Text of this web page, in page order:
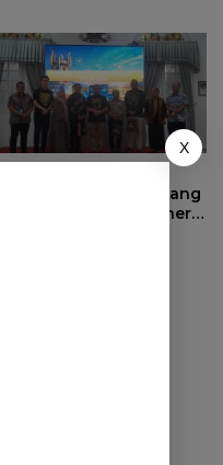
Daerah, Bupati Sumedang
Minta OPD Perkuat Sinergi
X